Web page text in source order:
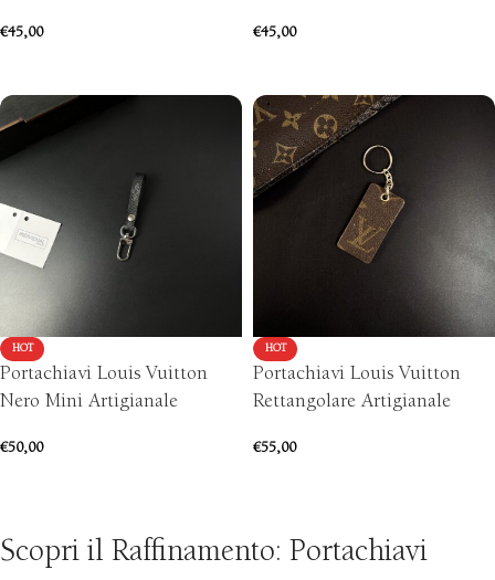
€45,00 €45,00
HOT
Portachiavi Louis Vuitton
Nero Mini Artigianale
€50,00
HOT
Portachiavi Louis Vuitton
Rettangolare Artigianale
€55,00
Scopri il Raffinamento: Portachiavi